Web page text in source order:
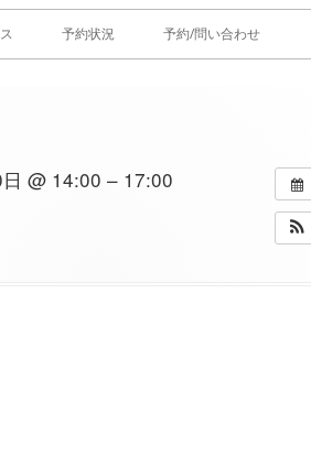
予約状況 予約/問い合わせ
@ 14:00 – 17:00